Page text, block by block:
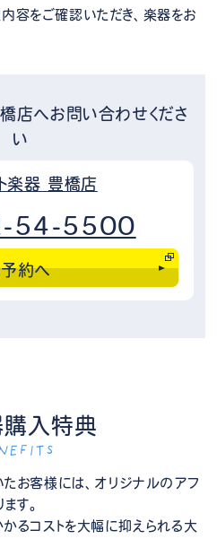
容をご確認いただき、楽器をお
店へお問い合わせくださ
い
楽器 豊橋店
54-5500
約へ
入特典
お客様には、オリジナルのアフ
す。
るコストを大幅に抑えられる大